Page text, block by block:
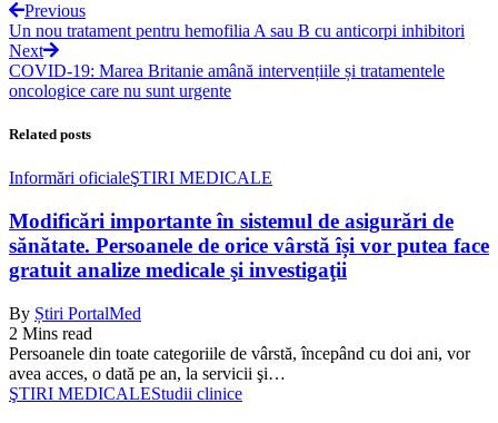
Previous
Un nou tratament pentru hemofilia A sau B cu anticorpi inhibitori
Next
COVID-19: Marea Britanie amână intervențiile și tratamentele
oncologice care nu sunt urgente
Related posts
Informări oficialeŞTIRI MEDICALE
Modificări importante în sistemul de asigurări de
sănătate. Persoanele de orice vârstă își vor putea face
gratuit analize medicale şi investigaţii
By Știri PortalMed
2 Mins read
Persoanele din toate categoriile de vârstă, începând cu doi ani, vor
avea acces, o dată pe an, la servicii şi…
ŞTIRI MEDICALEStudii clinice